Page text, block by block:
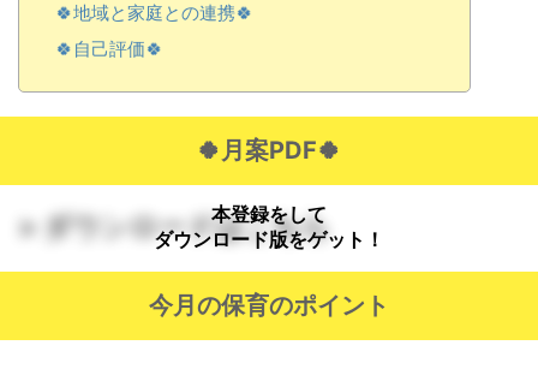
🍀地域と家庭との連携🍀
🍀自己評価🍀
🍀月案PDF🍀
> ダウンロードはこちら
本登録をして
ダウンロード版をゲット！
今月の保育のポイント